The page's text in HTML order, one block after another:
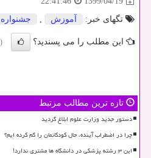
تگهای خبر:
آموزش , جشنواره
این مطلب را می پسندید؟ (1)
تازه ترین مطالب مرتبط
دستور جدید وزارت علوم ابلاغ گردید
چرا در اضطراب آینده، حال کودکانمان را گم کرده ایم؟
این ۳ رشته پزشکی در دانشگاه ها مشتری ندارد!